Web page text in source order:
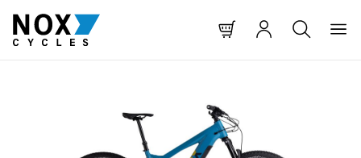
SPRINGEN
SPRINGENSPRINGEN